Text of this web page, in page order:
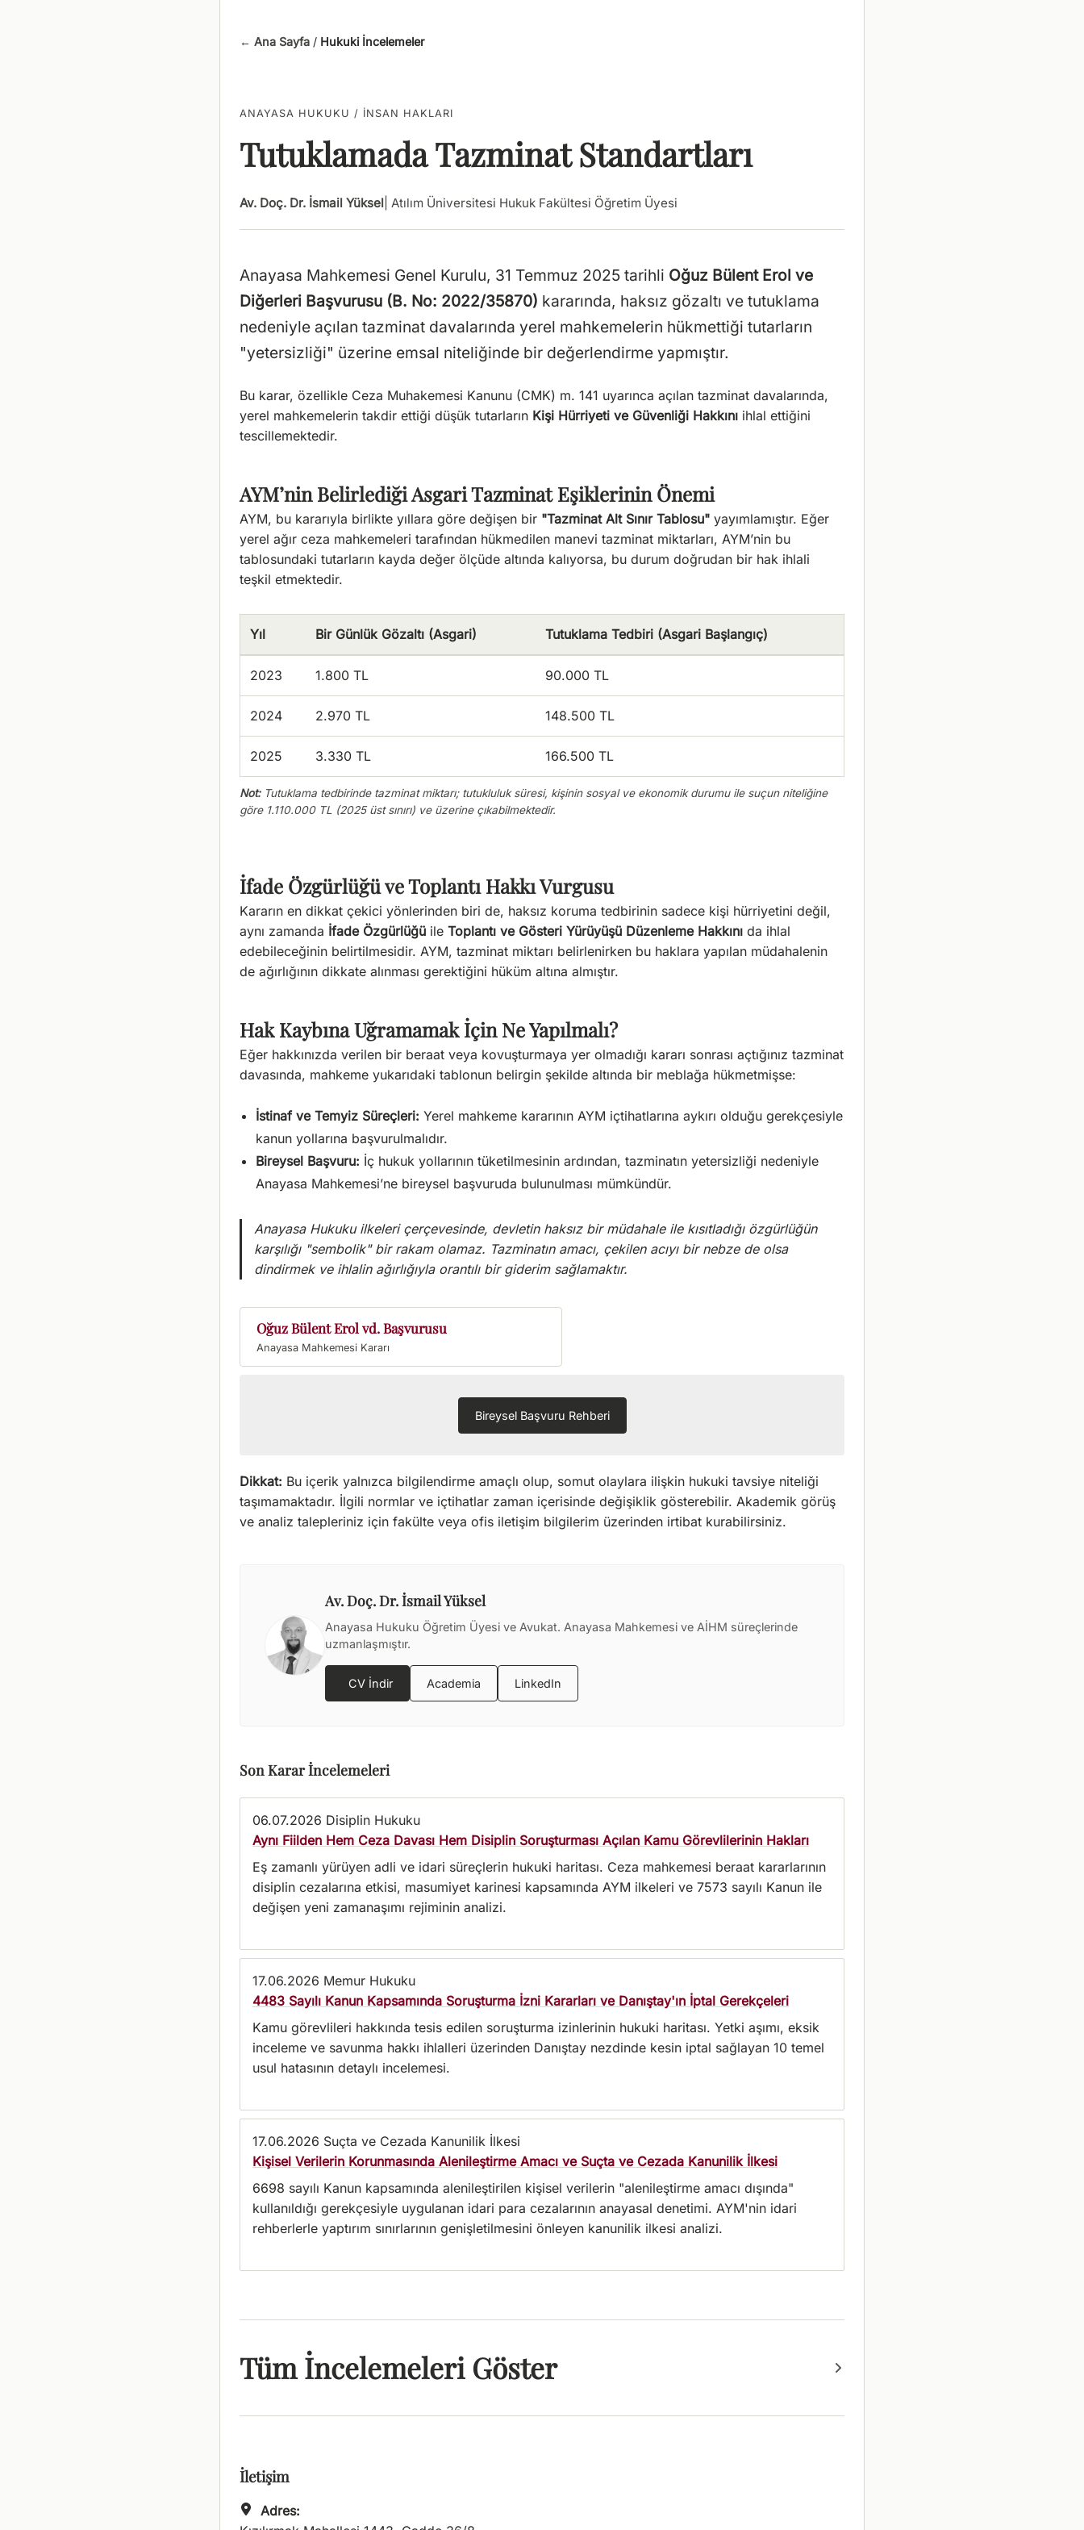
← Ana Sayfa / Hukuki İncelemeler
ANAYASA HUKUKU / İNSAN HAKLARI
Tutuklamada Tazminat Standartları
Av. Doç. Dr. İsmail Yüksel | Atılım Üniversitesi Hukuk Fakültesi Öğretim Üyesi
Anayasa Mahkemesi Genel Kurulu, 31 Temmuz 2025 tarihli Oğuz Bülent Erol ve
Diğerleri Başvurusu (B. No: 2022/35870) kararında, haksız gözaltı ve tutuklama
nedeniyle açılan tazminat davalarında yerel mahkemelerin hükmettiği tutarların
"yetersizliği" üzerine emsal niteliğinde bir değerlendirme yapmıştır.
Bu karar, özellikle Ceza Muhakemesi Kanunu (CMK) m. 141 uyarınca açılan tazminat davalarında,
yerel mahkemelerin takdir ettiği düşük tutarların Kişi Hürriyeti ve Güvenliği Hakkını ihlal ettiğini
tescillemektedir.
AYM’nin Belirlediği Asgari Tazminat Eşiklerinin Önemi
AYM, bu kararıyla birlikte yıllara göre değişen bir "Tazminat Alt Sınır Tablosu" yayımlamıştır. Eğer
yerel ağır ceza mahkemeleri tarafından hükmedilen manevi tazminat miktarları, AYM’nin bu
tablosundaki tutarların kayda değer ölçüde altında kalıyorsa, bu durum doğrudan bir hak ihlali
teşkil etmektedir.
Yıl Bir Günlük Gözaltı (Asgari) Tutuklama Tedbiri (Asgari Başlangıç)
2023 1.800 TL 90.000 TL
2024 2.970 TL 148.500 TL
2025 3.330 TL 166.500 TL
Not:Tutuklama tedbirinde tazminat miktarı; tutukluluk süresi, kişinin sosyal ve ekonomik durumu ile suçun niteliğine
göre 1.110.000 TL (2025 üst sınırı) ve üzerine çıkabilmektedir.
İfade Özgürlüğü ve Toplantı Hakkı Vurgusu
Kararın en dikkat çekici yönlerinden biri de, haksız koruma tedbirinin sadece kişi hürriyetini değil,
aynı zamanda İfade Özgürlüğü ile Toplantı ve Gösteri Yürüyüşü Düzenleme Hakkını da ihlal
edebileceğinin belirtilmesidir. AYM, tazminat miktarı belirlenirken bu haklara yapılan müdahalenin
de ağırlığının dikkate alınması gerektiğini hüküm altına almıştır.
Hak Kaybına Uğramamak İçin Ne Yapılmalı?
Eğer hakkınızda verilen bir beraat veya kovuşturmaya yer olmadığı kararı sonrası açtığınız tazminat
davasında, mahkeme yukarıdaki tablonun belirgin şekilde altında bir meblağa hükmetmişse:
İstinaf ve Temyiz Süreçleri: Yerel mahkeme kararının AYM içtihatlarına aykırı olduğu gerekçesiyle
kanun yollarına başvurulmalıdır.
Bireysel Başvuru: İç hukuk yollarının tüketilmesinin ardından, tazminatın yetersizliği nedeniyle
Anayasa Mahkemesi’ne bireysel başvuruda bulunulması mümkündür.
Anayasa Hukuku ilkeleri çerçevesinde, devletin haksız bir müdahale ile kısıtladığı özgürlüğün
karşılığı "sembolik" bir rakam olamaz. Tazminatın amacı, çekilen acıyı bir nebze de olsa
dindirmek ve ihlalin ağırlığıyla orantılı bir giderim sağlamaktır.
Oğuz Bülent Erol vd. Başvurusu
Bireysel Başvuru Rehberi
Dikkat: Bu içerik yalnızca bilgilendirme amaçlı olup, somut olaylara ilişkin hukuki tavsiye niteliği
taşımamaktadır. İlgili normlar ve içtihatlar zaman içerisinde değişiklik gösterebilir. Akademik görüş
ve analiz talepleriniz için fakülte veya ofis iletişim bilgilerim üzerinden irtibat kurabilirsiniz.
Av. Doç. Dr. İsmail Yüksel
Anayasa Hukuku Öğretim Üyesi ve Avukat. Anayasa Mahkemesi ve AİHM süreçlerinde
uzmanlaşmıştır.
CV İndir Academia LinkedIn
Son Karar İncelemeleri
06.07.2026 Disiplin Hukuku
Aynı Fiilden Hem Ceza Davası Hem Disiplin Soruşturması Açılan Kamu Görevlilerinin Hakları
Eş zamanlı yürüyen adli ve idari süreçlerin hukuki haritası. Ceza mahkemesi beraat kararlarının
disiplin cezalarına etkisi, masumiyet karinesi kapsamında AYM ilkeleri ve 7573 sayılı Kanun ile
değişen yeni zamanaşımı rejiminin analizi.
17.06.2026 Memur Hukuku
4483 Sayılı Kanun Kapsamında Soruşturma İzni Kararları ve Danıştay'ın İptal Gerekçeleri
Kamu görevlileri hakkında tesis edilen soruşturma izinlerinin hukuki haritası. Yetki aşımı, eksik
inceleme ve savunma hakkı ihlalleri üzerinden Danıştay nezdinde kesin iptal sağlayan 10 temel
usul hatasının detaylı incelemesi.
17.06.2026 Suçta ve Cezada Kanunilik İlkesi
Kişisel Verilerin Korunmasında Alenileştirme Amacı ve Suçta ve Cezada Kanunilik İlkesi
6698 sayılı Kanun kapsamında alenileştirilen kişisel verilerin "alenileştirme amacı dışında"
kullanıldığı gerekçesiyle uygulanan idari para cezalarının anayasal denetimi. AYM'nin idari
rehberlerle yaptırım sınırlarının genişletilmesini önleyen kanunilik ilkesi analizi.
Tüm İncelemeleri Göster
İletişim
Adres: